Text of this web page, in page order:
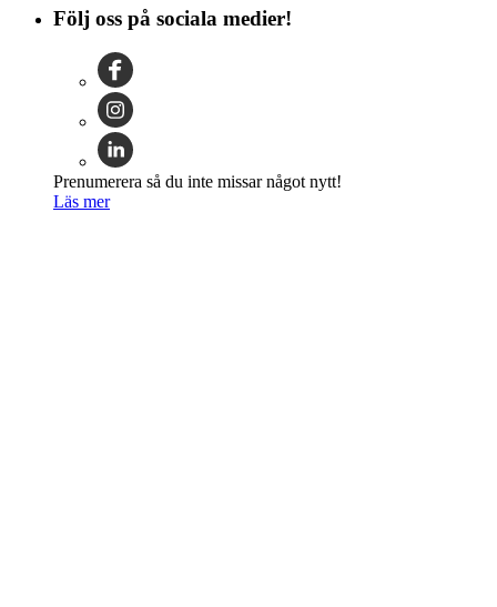
Följ oss på sociala medier!
Prenumerera så du inte missar något nytt!
Läs mer